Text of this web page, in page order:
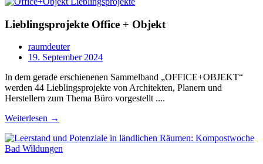
Lieblingsprojekte Office + Objekt
raumdeuter
19. September 2024
In dem gerade erschienenen Sammelband „OFFICE+OBJEKT“
werden 44 Lieblingsprojekte von Architekten, Planern und
Herstellern zum Thema Büro vorgestellt ....
Weiterlesen →